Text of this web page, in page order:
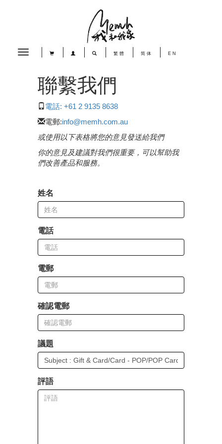
Toggle
繁體 简体 EN
聯繫我們
電話: +61 2 9135 8638
電郵:info@memh.com.au
或使用以下表格將您的意見發送給我們
你的意見及建議對我們很重要，可以幫助我
們改善產品和服務。
姓名
電話
電郵
確認電郵
議題
評語